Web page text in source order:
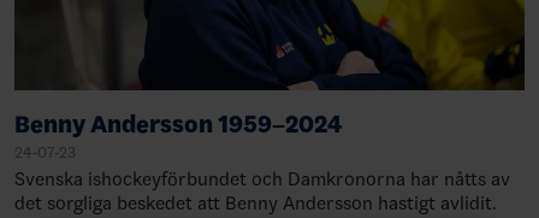
Benny Andersson 1959–2024
24-07-23
Svenska ishockeyförbundet och Damkronorna har nåtts av
det sorgliga beskedet att Benny Andersson hastigt avlidit.